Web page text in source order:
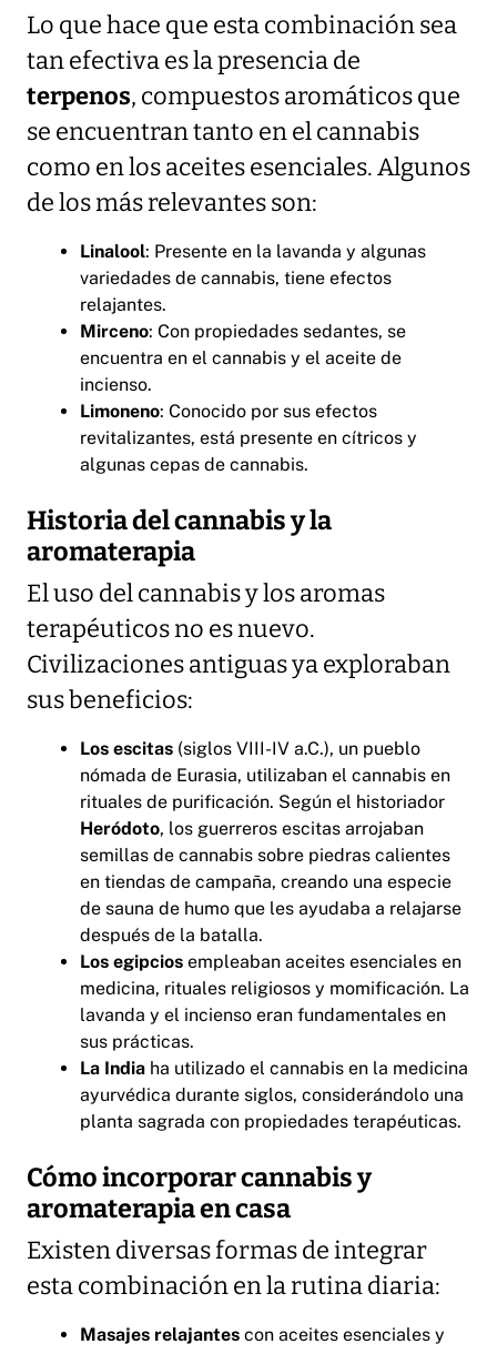
Lo que hace que esta combinación sea
tan efectiva es la presencia de
terpenos, compuestos aromáticos que
se encuentran tanto en el cannabis
como en los aceites esenciales. Algunos
de los más relevantes son:
Linalool: Presente en la lavanda y algunas
variedades de cannabis, tiene efectos
relajantes.
Mirceno: Con propiedades sedantes, se
encuentra en el cannabis y el aceite de
incienso.
Limoneno: Conocido por sus efectos
revitalizantes, está presente en cítricos y
algunas cepas de cannabis.
Historia del cannabis y la
aromaterapia
El uso del cannabis y los aromas
terapéuticos no es nuevo.
Civilizaciones antiguas ya exploraban
sus beneficios:
Los escitas (siglos VIII-IV a.C.), un pueblo
nómada de Eurasia, utilizaban el cannabis en
rituales de purificación. Según el historiador
Heródoto, los guerreros escitas arrojaban
semillas de cannabis sobre piedras calientes
en tiendas de campaña, creando una especie
de sauna de humo que les ayudaba a relajarse
después de la batalla.
Los egipcios empleaban aceites esenciales en
medicina, rituales religiosos y momificación. La
lavanda y el incienso eran fundamentales en
sus prácticas.
La India ha utilizado el cannabis en la medicina
ayurvédica durante siglos, considerándolo una
planta sagrada con propiedades terapéuticas.
Cómo incorporar cannabis y
aromaterapia en casa
Existen diversas formas de integrar
esta combinación en la rutina diaria:
Masajes relajantes con aceites esenciales y